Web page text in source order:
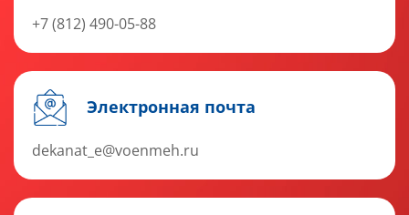
+7 (812) 490-05-88
Электронная почта
dekanat_e@voenmeh.ru